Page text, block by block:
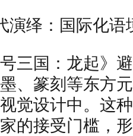
演绎：国际化语
三国：龙起》
、篆刻等东方
觉设计中。这
的接受门槛，